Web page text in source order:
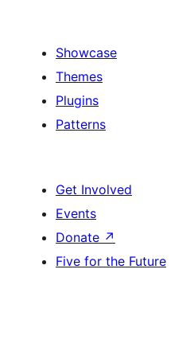
Showcase
Themes
Plugins
Patterns
Get Involved
Events
Donate ↗
Five for the Future